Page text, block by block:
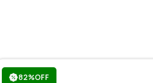
82%OFF